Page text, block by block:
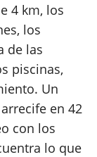
4 km, los
los
de las
piscinas,
Un
en 42
con los
lo que